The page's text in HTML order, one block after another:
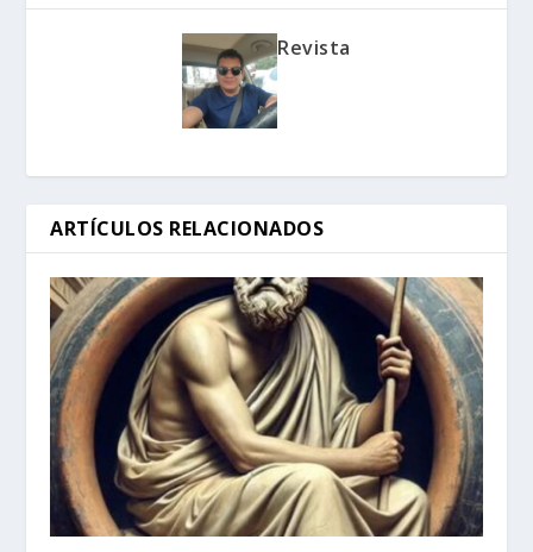
Revista
ARTÍCULOS RELACIONADOS